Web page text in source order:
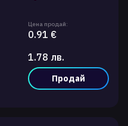
Цена продай:
0.91 €
1.78 лв.
Продай